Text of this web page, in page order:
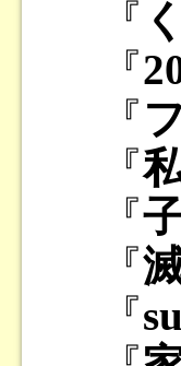
『
『
『
『
『
『
『